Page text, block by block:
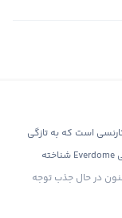
است که به تازگی
وارد بازار شده است. اوردوم با سمبل DOME و نام انگلیسی Everdome شناخته
در حال جذب توجه